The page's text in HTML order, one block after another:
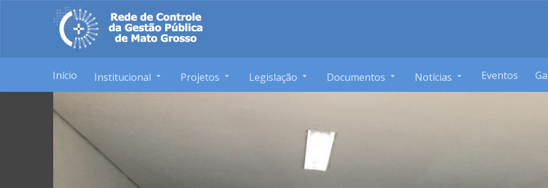
Início Institucional Projetos Legislação Documentos Notícias Eventos